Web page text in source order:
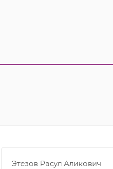
Этезов Расул Аликович